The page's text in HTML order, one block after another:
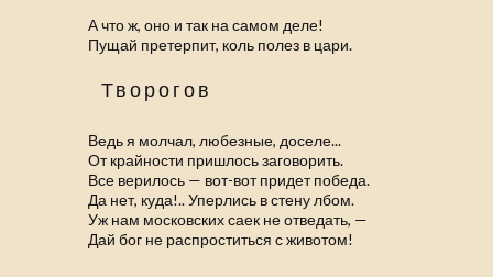
А что ж, оно и так на самом деле!
Пущай претерпит, коль полез в цари.
Творогов
Ведь я молчал, любезные, доселе...
От крайности пришлось заговорить.
Все верилось — вот-вот придет победа.
Да нет, куда!.. Уперлись в стену лбом.
Уж нам московских саек не отведать, —
Дай бог не распроститься с животом!